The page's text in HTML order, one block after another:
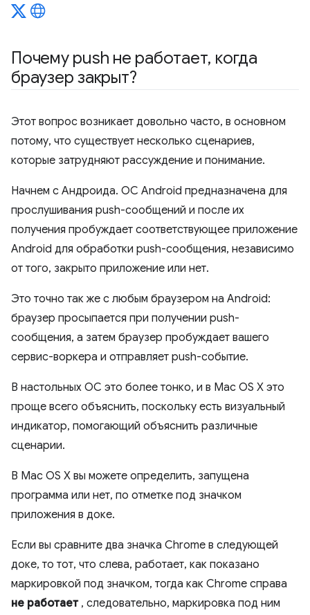
Почему push не работает, когда
браузер закрыт?
Этот вопрос возникает довольно часто, в основном
потому, что существует несколько сценариев,
которые затрудняют рассуждение и понимание.
Начнем с Андроида. ОС Android предназначена для
прослушивания push-сообщений и после их
получения пробуждает соответствующее приложение
Android для обработки push-сообщения, независимо
от того, закрыто приложение или нет.
Это точно так же с любым браузером на Android:
браузер просыпается при получении push-
сообщения, а затем браузер пробуждает вашего
сервис-воркера и отправляет push-событие.
В настольных ОС это более тонко, и в Mac OS X это
проще всего объяснить, поскольку есть визуальный
индикатор, помогающий объяснить различные
сценарии.
В Mac OS X вы можете определить, запущена
программа или нет, по отметке под значком
приложения в доке.
Если вы сравните два значка Chrome в следующей
доке, то тот, что слева, работает, как показано
маркировкой под значком, тогда как Chrome справа
не работает, следовательно, маркировка под ним